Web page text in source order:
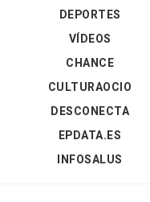
DEPORTES
VÍDEOS
CHANCE
CULTURAOCIO
DESCONECTA
EPDATA.ES
INFOSALUS